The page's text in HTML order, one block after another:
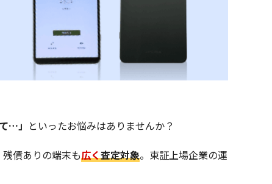
…」 といったお悩みはありませんか？
債ありの端末も広く査定対象。東証上場企業の運